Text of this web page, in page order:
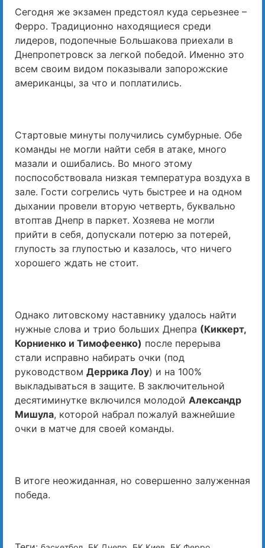
Сегодня же экзамен предстоял куда серьезнее –
Ферро. Традиционно находящиеся среди
лидеров, подопечные Большакова приехали в
Днепропетровск за легкой победой. Именно это
всем своим видом показывали запорожские
американцы, за что и поплатились.
Стартовые минуты получились сумбурные. Обе
команды не могли найти себя в атаке, много
мазали и ошибались. Во много этому
поспособствовала низкая температура воздуха в
зале. Гости согрелись чуть быстрее и на одном
дыхании провели вторую четверть, буквально
втоптав Днепр в паркет. Хозяева не могли
прийти в себя, допускали потерю за потерей,
глупость за глупостью и казалось, что ничего
хорошего ждать не стоит.
Однако литовскому наставнику удалось найти
нужные слова и трио больших Днепра (Киккерт,
Корниенко и Тимофеенко) после перерыва
стали исправно набирать очки (под
руководством Деррика Лоу) и на 100%
выкладываться в защите. В заключительной
десятиминутке включился молодой Александр
Мишула, которой набрал пожалуй важнейшие
очки в матче для своей команды.
В итоге неожиданная, но совершенно залуженная
победа.